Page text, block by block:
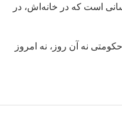
انسانی است که در خانه‌اش، در
حکومتی نه آن روز، نه امروز